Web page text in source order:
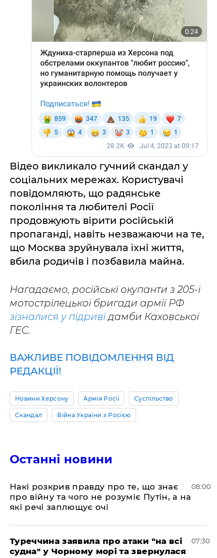
Відео викликало гучний скандал у
соціальних мережах. Користувачі
повідомляють, що радянське
покоління та любителі Росії
продовжують вірити російській
пропаганді, навіть незважаючи на те,
що Москва зруйнувала їхні життя,
вбила родичів і позбавила майна.
Нагадаємо, російські окупанти з 205-ї
мотострілецької бригади армії РФ
зізналися у підривідамби Каховської
ГЕС.
ВАЖЛИВЕ ПОВІДОМЛЕННЯ ВІД
РЕДАКЦІЇ!
Новини Херсону Армія Росії Суспільство
Скандал Війна України з Росією
Останні новини
Накі розкрив правду про те, що знає
про війну та чого не розуміє Путін, а на
які речі заплющує очі
08:00
Туреччина заявила про атаки "на всі
судна" у Чорному морі та звернулася
07:30